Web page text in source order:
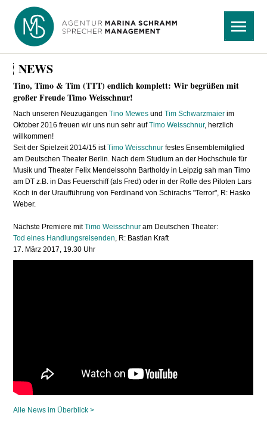
Navigation
überspringen
NEWS
Tino, Timo & Tim (TTT) endlich komplett: Wir begrüßen mit
großer Freude Timo Weisschnur!
Nach unseren NeuzugängenTino Mewes undTim Schwarzmaier im
Oktober 2016 freuen wir uns nun sehr aufTimo Weisschnur, herzlich
willkommen!
Seit der Spielzeit 2014/15 istTimo Weisschnur festes Ensemblemitglied
am Deutschen Theater Berlin. Nach dem Studium an der Hochschule für
Musik und Theater Felix Mendelssohn Bartholdy in Leipzig sah man Timo
am DT z.B. in Das Feuerschiff (als Fred) oder in der Rolle des Piloten Lars
Koch in der Uraufführung von Ferdinand von Schirachs "Terror", R: Hasko
Weber.
Nächste Premiere mitTimo Weisschnur am Deutschen Theater:
Tod eines Handlungsreisenden , R: Bastian Kraft
17. März 2017, 19.30 Uhr
Alle News im Überblick >